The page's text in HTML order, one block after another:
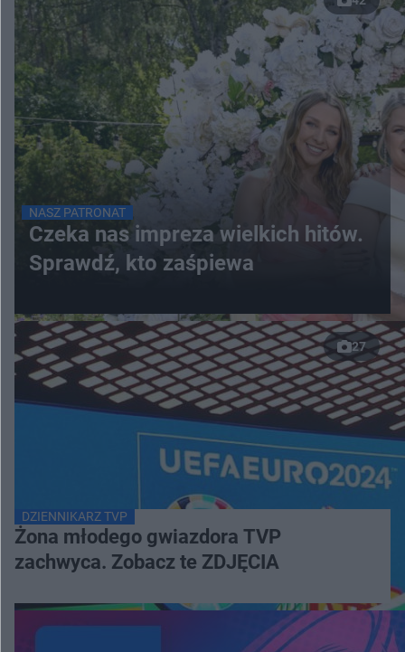
NASZ PATRONAT
Czeka nas impreza wielkich hitów.
Sprawdź, kto zaśpiewa
27
DZIENNIKARZ TVP
Żona młodego gwiazdora TVP
zachwyca. Zobacz te ZDJĘCIA